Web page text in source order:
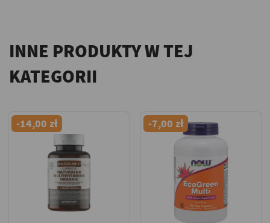
INNE PRODUKTY W TEJ
KATEGORII
-14,00 zł -7,00 zł